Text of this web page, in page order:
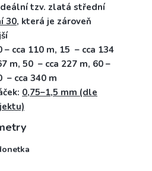
tzv. zlatá střední
30, která je zároveň
cca 110 m, 15 – cca 134
m, 50 – cca 227 m, 60 –
– cca 340 m
0,75–1,5 mm (dle